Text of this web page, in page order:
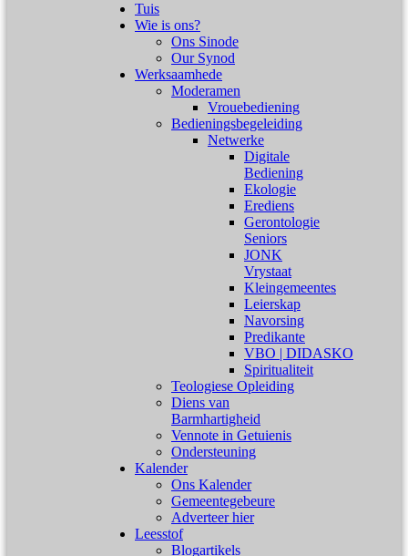
Tuis
Wie is ons?
Ons Sinode
Our Synod
Werksaamhede
Moderamen
Vrouebediening
Bedieningsbegeleiding
Netwerke
Digitale
Bediening
Ekologie
Erediens
Gerontologie
Seniors
JONK
Vrystaat
Kleingemeentes
Leierskap
Navorsing
Predikante
VBO | DIDASKO
Spiritualiteit
Teologiese Opleiding
Diens van
Barmhartigheid
Vennote in Getuienis
Ondersteuning
Kalender
Ons Kalender
Gemeentegebeure
Adverteer hier
Leesstof
Blogartikels